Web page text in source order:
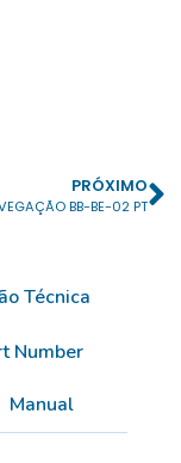
PRÓXIMO
BB-BE-02 PT
Técnica
Number
Manual